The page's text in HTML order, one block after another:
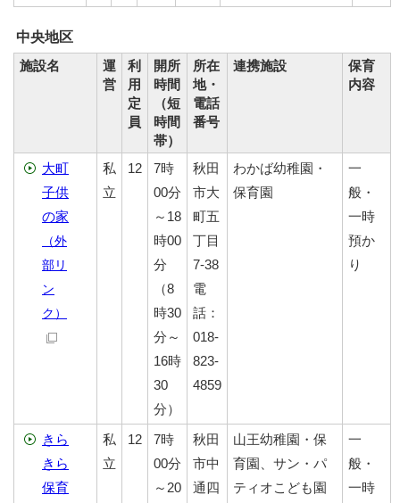
中央地区
施設名
運
営
利
用
定
員
開所
時間
（短
時間
帯）
所在
地・
電話
番号
連携施設
保育
内容
大町
子供
の家
（外
部リ
ン
ク）
私
立
12
7時
00分
～18
時00
分
（8
時30
分～
16時
30
分）
秋田
市大
町五
丁目
7-38
電
話：
018-
823-
4859
わかば幼稚園・
保育園
一
般・
一時
預か
り
きら
きら
保育
私
立
12
7時
00分
～20
秋田
市中
通四
山王幼稚園・保
育園、サン・パ
ティオこども園
一
般・
一時